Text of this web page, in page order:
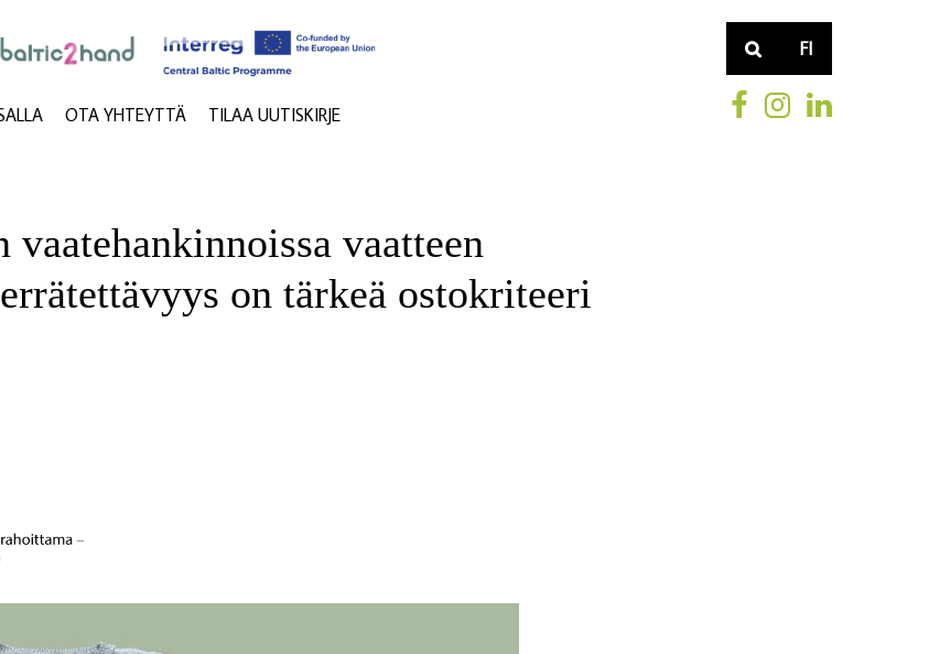
FI
OTA YHTEYTTÄ TILAA UUTISKIRJE
vaatehankinnoissa vaatteen
on tärkeä ostokriteeri